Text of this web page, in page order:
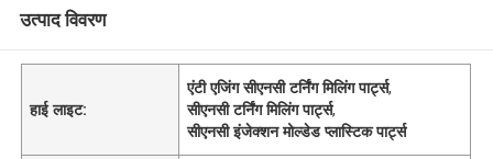
उत्पाद विवरण
हाई लाइट:
एंटी एजिंग सीएनसी टर्निंग मिलिंग पार्ट्स,
सीएनसी टर्निंग मिलिंग पार्ट्स,
सीएनसी इंजेक्शन मोल्डेड प्लास्टिक पार्ट्स